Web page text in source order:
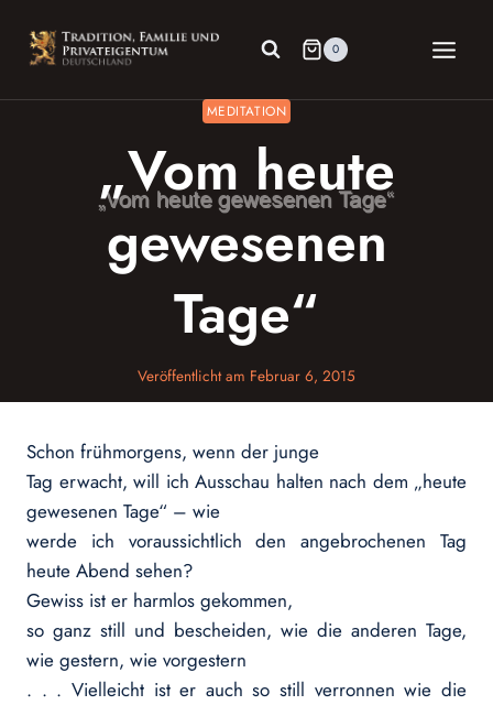
Inhalt
springen
0
MEDITATION
„Vom heute
gewesenen
Tage“
Veröffentlicht am Februar 6, 2015
Schon frühmorgens, wenn der junge
Tag erwacht, will ich Ausschau halten nach dem „heute
gewesenen Tage“ – wie
werde ich voraussichtlich den angebrochenen Tag
heute Abend sehen?
Gewiss ist er harmlos gekommen,
so ganz still und bescheiden, wie die anderen Tage,
wie gestern, wie vorgestern
. . . Vielleicht ist er auch so still verronnen wie die